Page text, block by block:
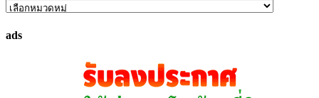
ค้นหา
ที่
ads